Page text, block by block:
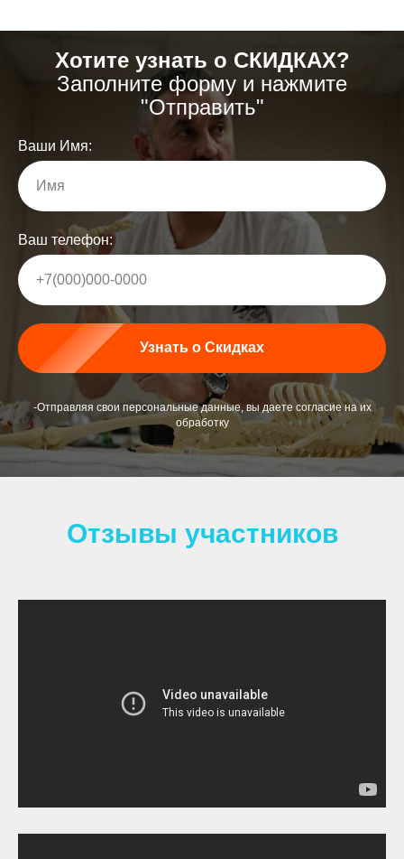
Хотите узнать о СКИДКАХ?
Заполните форму и нажмите
"Отправить"
Ваши Имя:
Имя
Ваш телефон:
+7(000)000-0000
Узнать о Скидках
-Отправляя свои персональные данные, вы даете согласие на их
обработку
Отзывы участников